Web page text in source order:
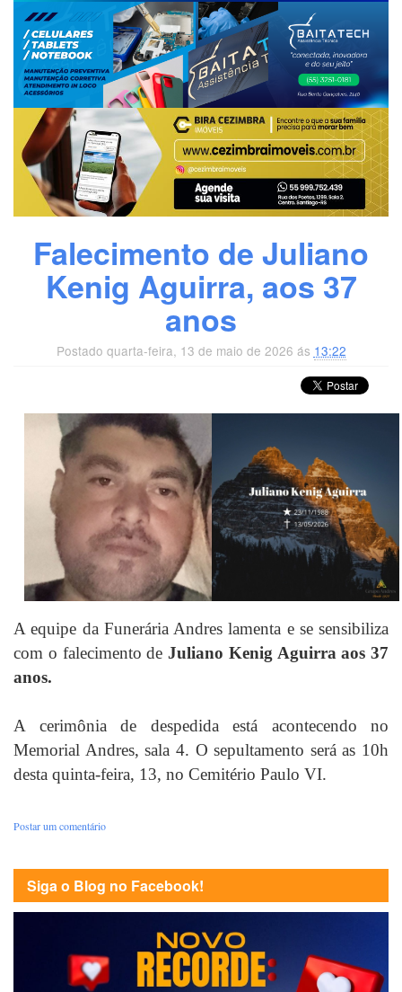
Falecimento de Juliano
Kenig Aguirra, aos 37
anos
Postado quarta-feira, 13 de maio de 2026 ás 13:22
A equipe da Funerária Andres lamenta e se sensibiliza
com o falecimento de Juliano Kenig Aguirra aos 37
anos.
A cerimônia de despedida está acontecendo no
Memorial Andres, sala 4. O sepultamento será as 10h
desta quinta-feira, 13, no Cemitério Paulo VI.
Postar um comentário
Siga o Blog no Facebook!